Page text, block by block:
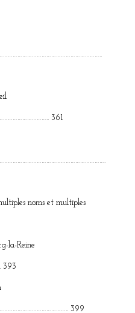
361
noms et multiples
la-Reine
393
399